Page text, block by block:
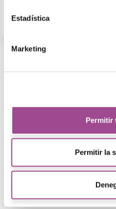
Estadística
Marketing
Permitir
Permitir la
Leer más